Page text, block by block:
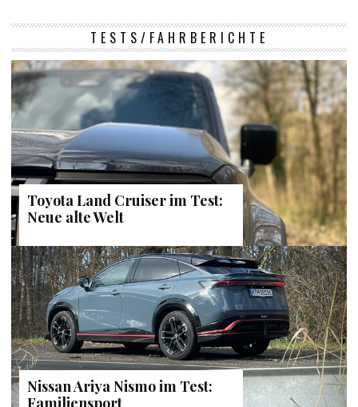
TESTS/FAHRBERICHTE
Toyota Land Cruiser im Test:
Neue alte Welt
Nissan Ariya Nismo im Test:
Familiensport